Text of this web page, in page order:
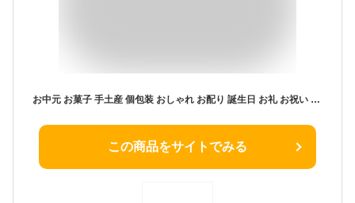
お中元 お菓子 手土産 個包装 おしゃれ お配り 誕生日 お礼 お祝い 職場 ラングドシャ | TOKYO BAKED BASE チョコバナナラングドシャ 20枚入 【0】 冷蔵 宅急便発送 proper
この商品をサイトでみる